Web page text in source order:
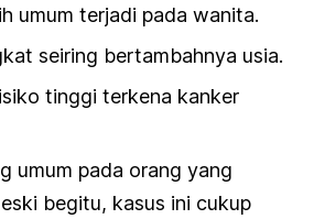
umum terjadi pada wanita.
seiring bertambahnya usia.
tinggi terkena kanker
umum pada orang yang
begitu, kasus ini cukup